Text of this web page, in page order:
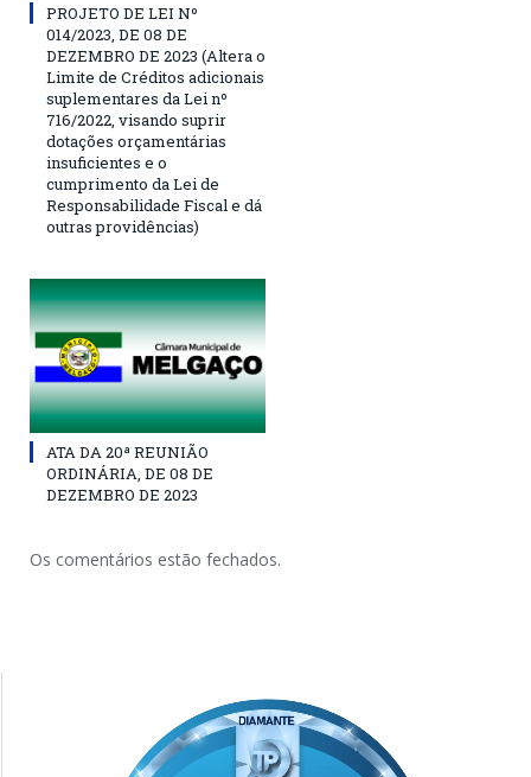
PROJETO DE LEI Nº
014/2023, DE 08 DE
DEZEMBRO DE 2023 (Altera o
Limite de Créditos adicionais
suplementares da Lei nº
716/2022, visando suprir
dotações orçamentárias
insuficientes e o
cumprimento da Lei de
Responsabilidade Fiscal e dá
outras providências)
ATA DA 20ª REUNIÃO
ORDINÁRIA, DE 08 DE
DEZEMBRO DE 2023
Os comentários estão fechados.